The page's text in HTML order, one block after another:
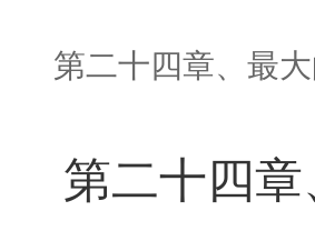
第二十四章、最大
第二十四